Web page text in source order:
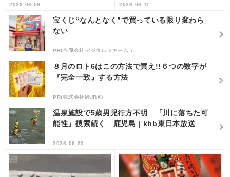
2026.06.09 2026.06.11
宝くじ“なんとなく”で買っている限り変わら
ない
PR(合同会社デジタルファーム )
８月のロト6はこの方法で買え!!６つの数字が
『完全一致』する方法
PR(株式会社MURA)
温泉施設で5歳男児行方不明 「川に落ちた可
能性」捜索続く 鹿児島 | khb東日本放送
2026.06.23